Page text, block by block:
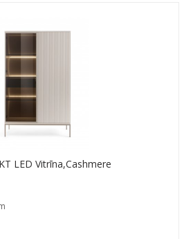
LED Vitrīna,Cashmere